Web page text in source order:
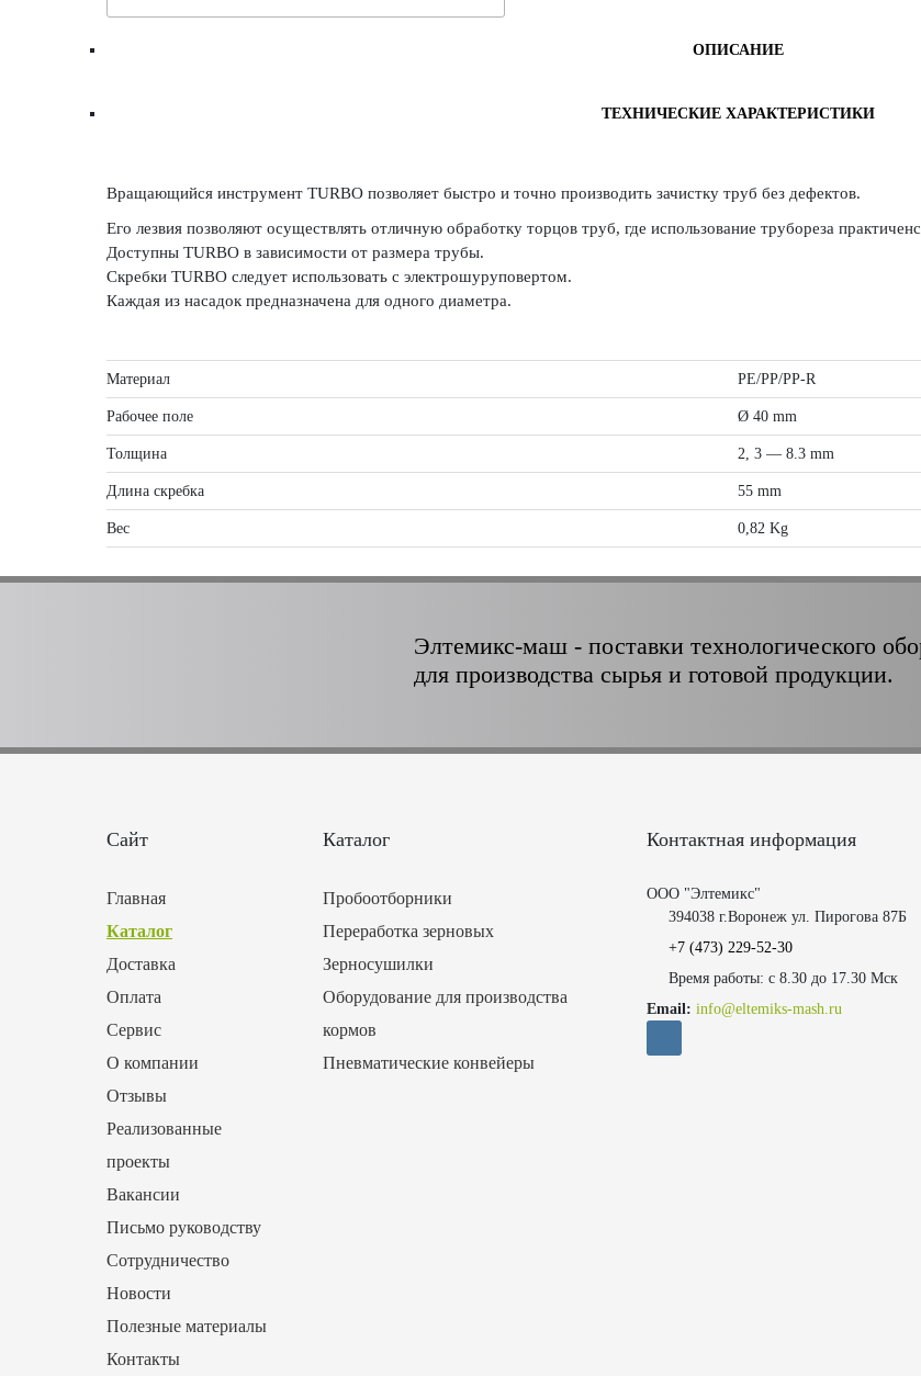
ОПИСАНИЕ
ТЕХНИЧЕСКИЕ ХАРАКТЕРИСТИКИ
Вращающийся инструмент TURBO позволяет быстро и точно производить зачистку труб без дефектов.
Его лезвия позволяют осуществлять отличную обработку торцов труб, где использование трубореза
Доступны TURBO в зависимости от размера трубы.
Скребки TURBO следует использовать с электрошуруповертом.
Каждая из насадок предназначена для одного диаметра.
Материал PE/PP/PP-R
Рабочее поле Ø 40 mm
Толщина 2, 3 — 8.3 mm
Длина скребка 55 mm
Вес 0,82 Kg
Элтемикс-маш - поставки технологического
для производства сырья и готовой продукции.
Сайт
Главная
Каталог
Доставка
Оплата
Сервис
О компании
Отзывы
Реализованные
проекты
Вакансии
Письмо руководству
Сотрудничество
Новости
Полезные материалы
Контакты
Каталог
Пробоотборники
Переработка зерновых
Зерносушилки
Оборудование для производства
кормов
Пневматические конвейеры
Контактная информация
ООО "Элтемикс"
394038 г.Воронеж ул. Пирогова 87Б
+7 (473) 229-52-30
Время работы: с 8.30 до 17.30 Мск
Email: info@eltemiks-mash.ru